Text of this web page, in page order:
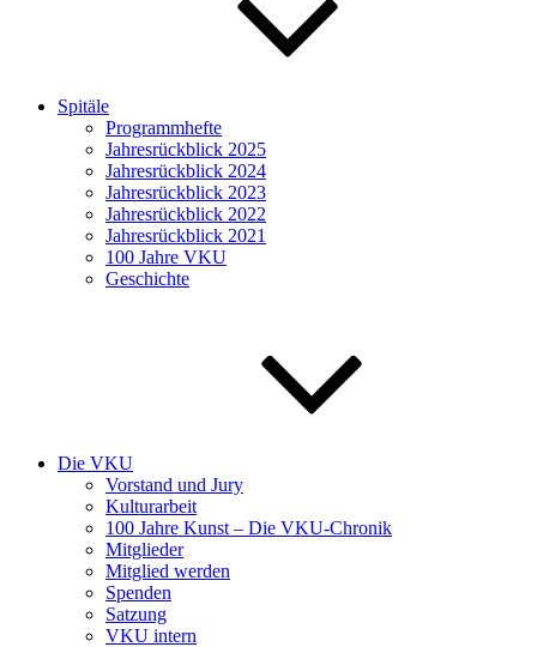
Spitäle
Programmhefte
Jahresrückblick 2025
Jahresrückblick 2024
Jahresrückblick 2023
Jahresrückblick 2022
Jahresrückblick 2021
100 Jahre VKU
Geschichte
Die VKU
Vorstand und Jury
Kulturarbeit
100 Jahre Kunst – Die VKU-Chronik
Mitglieder
Mitglied werden
Spenden
Satzung
VKU intern